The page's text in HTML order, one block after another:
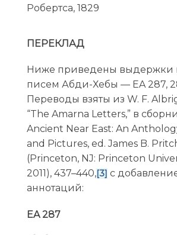
Робертса, 1829
ПЕРЕКЛАД
Ниже приведены выдержки
писем Абди-Хебы — EA 287,
Переводы взяты из W. F.
“The Amarna Letters,” в
Ancient Near East: An
and Pictures, ed. James B.
(Princeton, NJ: Princeton
2011), 437–440,[3] с
аннотаций:
EA 287